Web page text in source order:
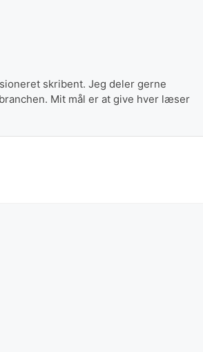
skribent. Jeg deler gerne
Mit mål er at give hver læser